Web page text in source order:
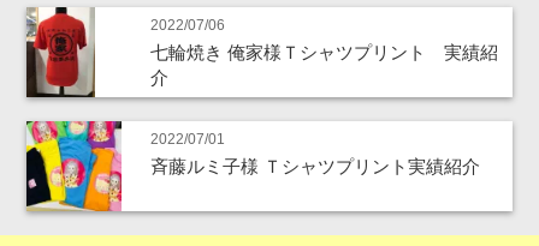
2022/07/06
七輪焼き 俺家様Ｔシャツプリント 実績紹
介
2022/07/01
斉藤ルミ子様 Ｔシャツプリント実績紹介